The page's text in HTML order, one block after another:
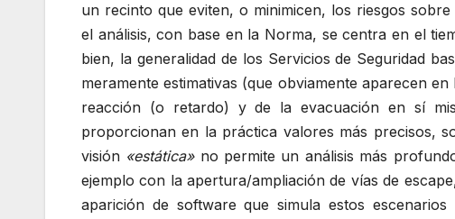
un recinto que eviten, o minimicen, los riesgos
el análisis, con base en la Norma, se centra en el
bien, la generalidad de los Servicios de Seguridad
meramente estimativas (que obviamente aparecen
reacción (o retardo) y de la evacuación en sí
proporcionan en la práctica valores más precisos,
visión «estática»no permite un análisis más
ejemplo con la apertura/ampliación de vías de
aparición de software que simula estos